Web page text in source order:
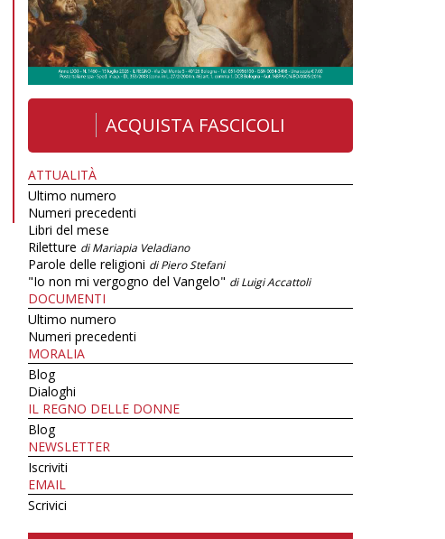
ACQUISTA FASCICOLI
ATTUALITÀ
Ultimo numero
Numeri precedenti
Libri del mese
Riletture di Mariapia Veladiano
Parole delle religioni di Piero Stefani
"Io non mi vergogno del Vangelo" di Luigi Accattoli
DOCUMENTI
Ultimo numero
Numeri precedenti
MORALIA
Blog
Dialoghi
IL REGNO DELLE DONNE
Blog
NEWSLETTER
Iscriviti
EMAIL
Scrivici